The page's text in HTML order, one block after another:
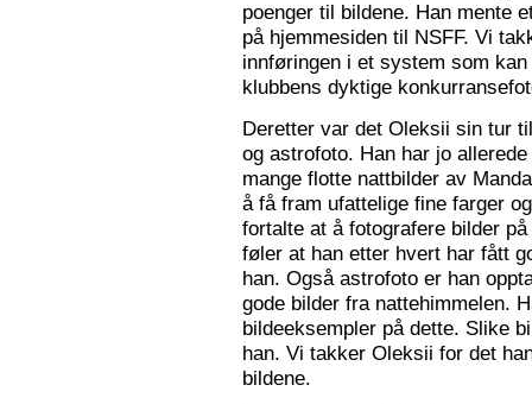
poenger til bildene. Han mente
på hjemmesiden til NSFF. Vi
innføringen i et system som
klubbens dyktige
Deretter var det Oleksii sin tur
og astrofoto. Han har jo
mange flotte nattbilder av
å få fram ufattelige fine farger
fortalte at å fotografere bilder
føler at han etter hvert har fått
han. Også astrofoto er han
gode bilder fra nattehimmelen.
bildeeksempler på dette. Slike
han. Vi takker Oleksii for det
bildene.